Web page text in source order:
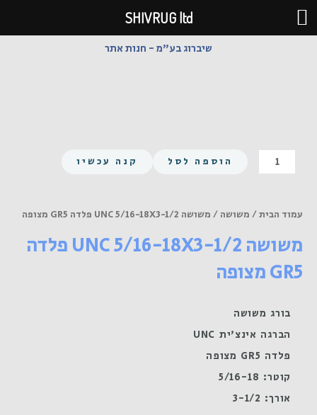
דילוג
לתוכן
שיברוג בע"מ - חנות אתר
כמות
של
18X3-
פלדה
מצופה
הוספה לסל קנה עכשיו
עמוד הבית/ משושה / משושה UNC 5/16-18X3-1/2 פלדה GR5 מצופה
משושה UNC 5/16-18X3-1/2 פלדה
GR5 מצופה
בורג משושה
הברגה אינצ'ית UNC
פלדה GR5 מצופה
קוטר: 5/16-18
אורך: 3-1/2
SHIVRUG ltd